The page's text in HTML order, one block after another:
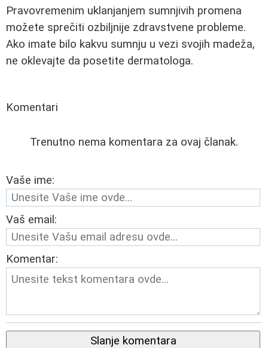
Pravovremenim uklanjanjem sumnjivih promena
možete sprečiti ozbiljnije zdravstvene probleme.
Ako imate bilo kakvu sumnju u vezi svojih madeža,
ne oklevajte da posetite dermatologa.
Komentari
Trenutno nema komentara za ovaj članak.
Vaše ime:
Vaš email:
Komentar:
Slanje komentara